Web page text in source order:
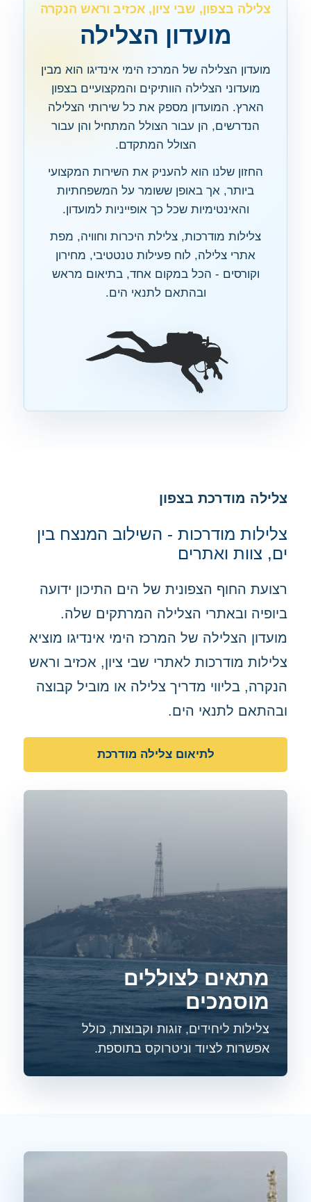
צלילה בצפון, שבי ציון, אכזיב וראש הנקרה
מועדון הצלילה
מועדון הצלילה של המרכז הימי אינדיגו הוא מבין
מועדוני הצלילה הוותיקים והמקצועיים בצפון
הארץ. המועדון מספק את כל שירותי הצלילה
הנדרשים, הן עבור הצולל המתחיל והן עבור
הצולל המתקדם.
החזון שלנו הוא להעניק את השירות המקצועי
ביותר, אך באופן ששומר על המשפחתיות
והאינטימיות שכל כך אופייניות למועדון.
צלילות מודרכות, צלילת היכרות וחוויה, מפת
אתרי צלילה, לוח פעילות טנטטיבי, מחירון
וקורסים - הכל במקום אחד, בתיאום מראש
ובהתאם לתנאי הים.
צלילה מודרכת בצפון
צלילות מודרכות - השילוב המנצח בין
ים, צוות ואתרים
רצועת החוף הצפונית של הים התיכון ידועה
ביופיה ובאתרי הצלילה המרתקים שלה.
מועדון הצלילה של המרכז הימי אינדיגו מוציא
צלילות מודרכות לאתרי שבי ציון, אכזיב וראש
הנקרה, בליווי מדריך צלילה או מוביל קבוצה
ובהתאם לתנאי הים.
לתיאום צלילה מודרכת
מתאים לצוללים
מוסמכים
צלילות ליחידים, זוגות וקבוצות, כולל
אפשרות לציוד וניטרוקס בתוספת.